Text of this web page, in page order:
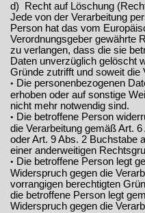
d) Recht auf Löschung
Jede von der Verarbeitung
Person hat das vom
Verordnungsgeber gewährte
zu verlangen, dass die sie
Daten unverzüglich gelöscht
Gründe zutrifft und soweit die
• Die personenbezogenen
erhoben oder auf sonstige
nicht mehr notwendig sind.
• Die betroffene Person
die Verarbeitung gemäß Art.
oder Art. 9 Abs. 2 Buchstabe
einer anderweitigen
• Die betroffene Person legt
Widerspruch gegen die
vorrangigen berechtigten
die betroffene Person legt
Widerspruch gegen die